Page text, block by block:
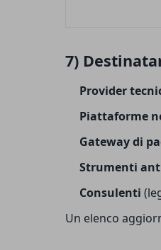
7)
Provider
Piattaforme
Gateway di
Strumenti
Consulenti
Un elenco